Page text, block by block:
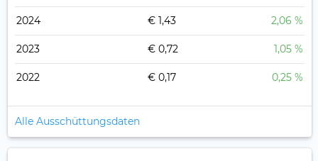
2024 € 1,43 2,06 %
2023 € 0,72 1,05 %
2022 € 0,17 0,25 %
Alle Ausschüttungsdaten